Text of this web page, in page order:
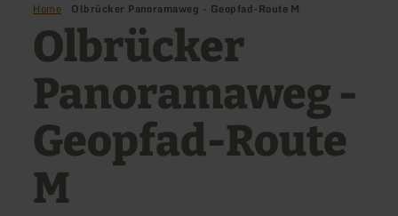
Home Olbrücker Panoramaweg - Geopfad-Route M
Olbrücker
Panoramaweg -
Geopfad-Route
M